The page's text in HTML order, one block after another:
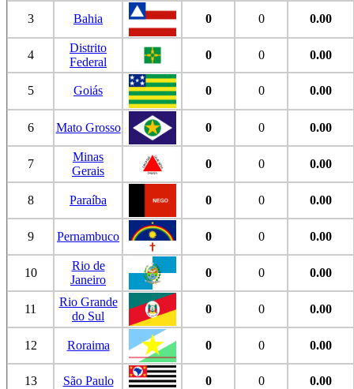
3 Bahia 0 0 0.00
4
Distrito
Federal
0 0 0.00
5 Goiás 0 0 0.00
6 Mato Grosso 0 0 0.00
7
Minas
Gerais
0 0 0.00
8 Paraíba 0 0 0.00
9 Pernambuco 0 0 0.00
10
Rio de
Janeiro
0 0 0.00
11
Rio Grande
do Sul
0 0 0.00
12 Roraima 0 0 0.00
13 São Paulo 0 0 0.00